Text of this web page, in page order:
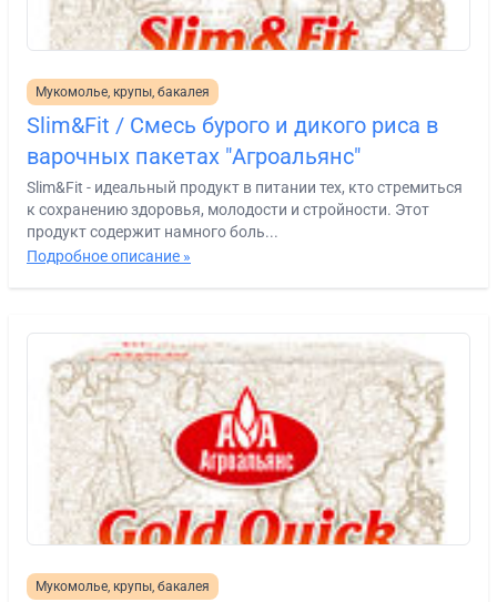
Мукомолье, крупы, бакалея
Slim&Fit / Смесь бурого и дикого риса в
варочных пакетах "Агроальянс"
Slim&Fit - идеальный продукт в питании тех, кто стремиться
к сохранению здоровья, молодости и стройности. Этот
продукт содержит намного боль...
Подробное описание »
Мукомолье, крупы, бакалея